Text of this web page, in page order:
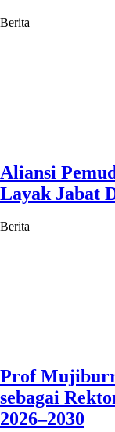
Berita
Aliansi
Layak Jabat
Berita
Prof
sebagai
2026–2030